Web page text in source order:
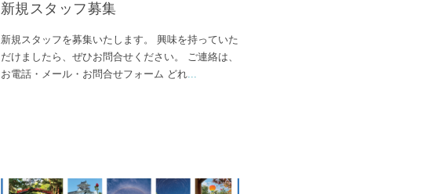
新規スタッフ募集
新規スタッフを募集いたします。 興味を持っていた
だけましたら、ぜひお問合せください。 ご連絡は、
お電話・メール・お問合せフォーム どれ...